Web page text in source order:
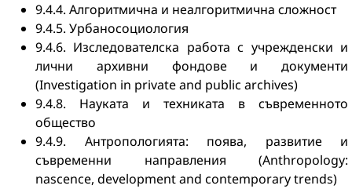
9.4.4. Алгоритмична и неалгоритмична сложност
9.4.5. Урбаносоциология
9.4.6. Изследователска работа с учрежденски и
лични архивни фондове и документи
(Investigation in private and public archives)
9.4.8. Науката и техниката в съвременното
общество
9.4.9. Антропологията: поява, развитие и
съвременни направления (Anthropology:
nascence, development and contemporary trends)